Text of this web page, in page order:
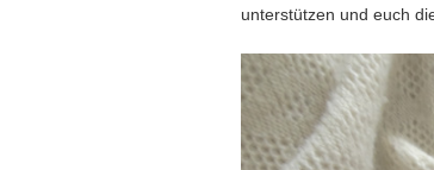
unterstützen und euch